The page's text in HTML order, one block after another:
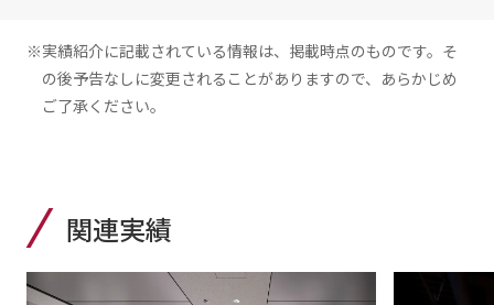
※実績紹介に記載されている情報は、掲載時点のものです。そ
の後予告なしに変更されることがありますので、あらかじめ
ご了承ください。
関連実績